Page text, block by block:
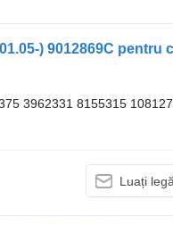
3962331 8155315
Luați